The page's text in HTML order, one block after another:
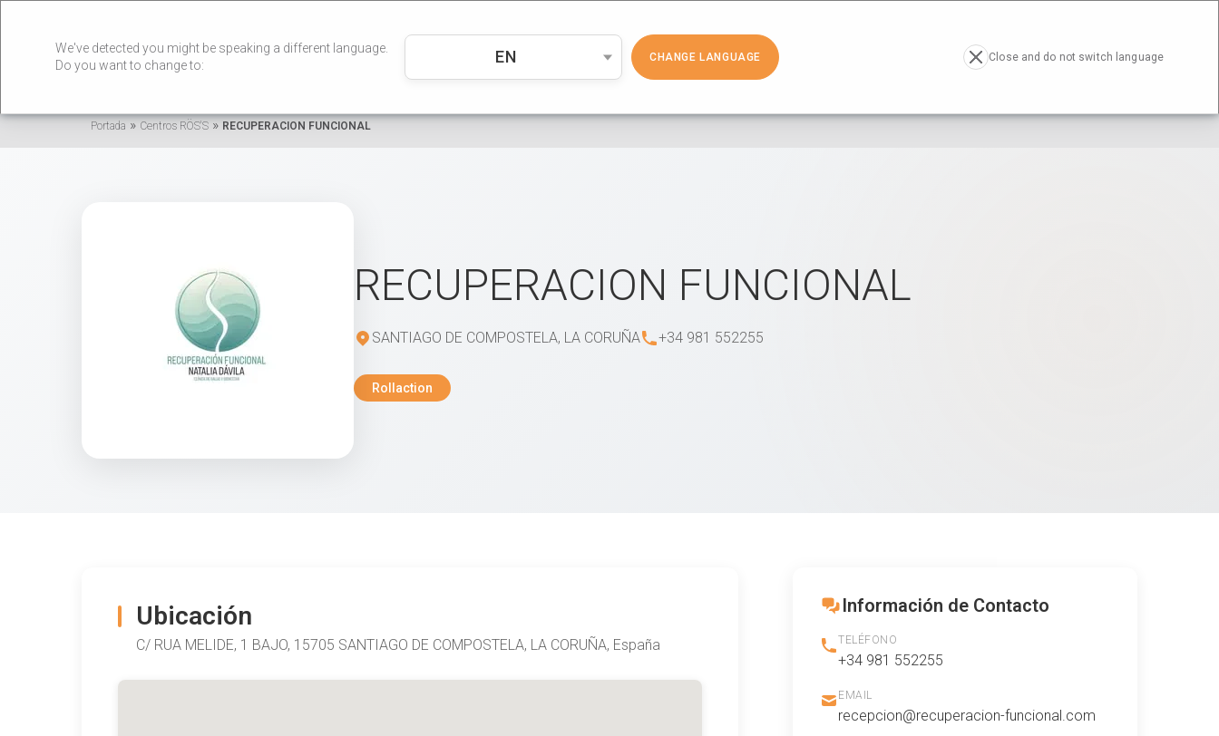
We've detected you might be speaking a different language.
Do you want to change to:
EN CHANGE LANGUAGE Close and do not switch language
COSMÉTICA CONTACTO
Portada»Centros RÖS'S»RECUPERACION FUNCIONAL
RECUPERACION FUNCIONAL
SANTIAGO DE COMPOSTELA, LA CORUÑA +34 981 552255
Rollaction
Ubicación
C/ RUA MELIDE, 1 BAJO, 15705 SANTIAGO DE COMPOSTELA, LA CORUÑA, España
Información de Contacto
TELÉFONO
+34 981 552255
EMAIL
recepcion@recuperacion-funcional.com